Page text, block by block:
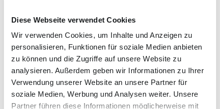
Diese Webseite verwendet Cookies
Wir verwenden Cookies, um Inhalte und Anzeigen zu
personalisieren, Funktionen für soziale Medien anbieten
zu können und die Zugriffe auf unsere Website zu
analysieren. Außerdem geben wir Informationen zu Ihrer
Verwendung unserer Website an unsere Partner für
soziale Medien, Werbung und Analysen weiter. Unsere
Partner führen diese Informationen möglicherweise mit
Beschreibung
Beschreibung
10 Marken zu je 2,70 EUR für Maxibriefe.
Ähnliche Produkte